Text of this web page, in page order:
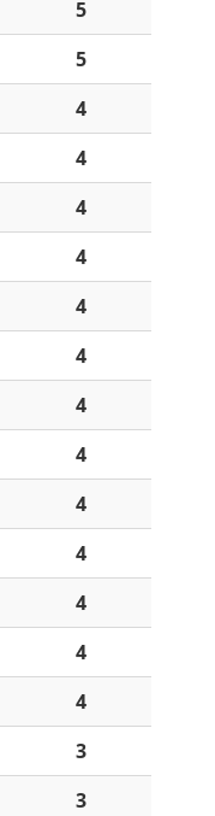
5
5
4
4
4
4
4
4
4
4
4
4
4
4
4
3
3